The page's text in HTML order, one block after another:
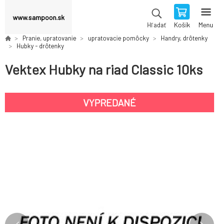
www.sampoon.sk
Hľadať Košík Menu
Pranie, upratovanie upratovacie pomôcky
Handry, drôtenky
Hubky - drôtenky
Vektex Hubky na riad Classic 10ks
VYPREDANÉ